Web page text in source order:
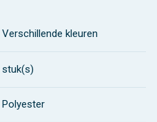
Verschillende kleuren
stuk(s)
Polyester